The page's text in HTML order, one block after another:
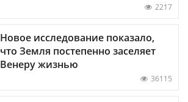
2217
Новое исследование показало,
что Земля постепенно заселяет
Венеру жизнью
36115